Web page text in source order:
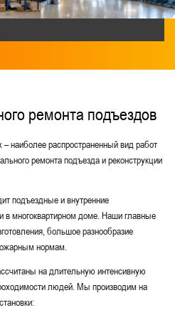
Для серверной
ремонта подъездов
наиболее распространенный вид работ
ремонта подъезда и реконструкции
подъездные и внутренние
в многоквартирном доме. Наши главные
большое разнообразие
нормам.
на длительную интенсивную
людей. Мы производим на